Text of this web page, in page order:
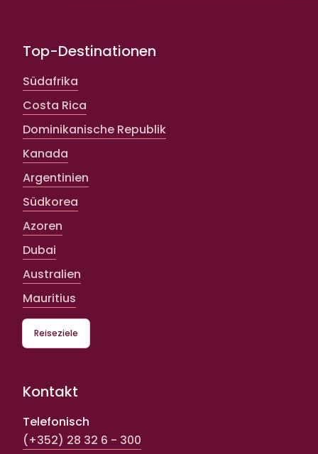
Top-Destinationen
Südafrika
Costa Rica
Dominikanische Republik
Kanada
Argentinien
Südkorea
Azoren
Dubai
Australien
Mauritius
Reiseziele
Kontakt
Telefonisch
(+352) 28 32 6 - 300